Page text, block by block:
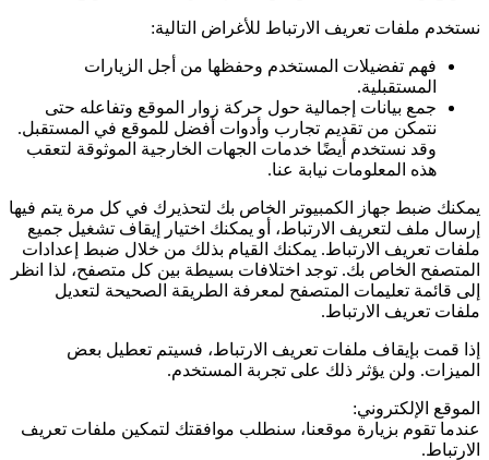
نستخدم ملفات تعريف الارتباط للأغراض التالية:
فهم تفضيلات المستخدم وحفظها من أجل الزيارات
المستقبلية.
جمع بيانات إجمالية حول حركة زوار الموقع وتفاعله حتى
نتمكن من تقديم تجارب وأدوات أفضل للموقع في المستقبل.
وقد نستخدم أيضًا خدمات الجهات الخارجية الموثوقة لتعقب
هذه المعلومات نيابة عنا.
يمكنك ضبط جهاز الكمبيوتر الخاص بك لتحذيرك في كل مرة يتم فيها
إرسال ملف لتعريف الارتباط، أو يمكنك اختيار إيقاف تشغيل جميع
ملفات تعريف الارتباط. يمكنك القيام بذلك من خلال ضبط إعدادات
المتصفح الخاص بك. توجد اختلافات بسيطة بين كل متصفح، لذا انظر
إلى قائمة تعليمات المتصفح لمعرفة الطريقة الصحيحة لتعديل
ملفات تعريف الارتباط.
إذا قمت بإيقاف ملفات تعريف الارتباط، فسيتم تعطيل بعض
الميزات. ولن يؤثر ذلك على تجربة المستخدم.
الموقع الإلكتروني:
عندما تقوم بزيارة موقعنا، سنطلب موافقتك لتمكين ملفات تعريف
الارتباط.